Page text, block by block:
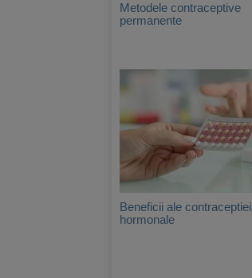
Metodele contraceptive
permanente
Beneficii ale contraceptiei
hormonale